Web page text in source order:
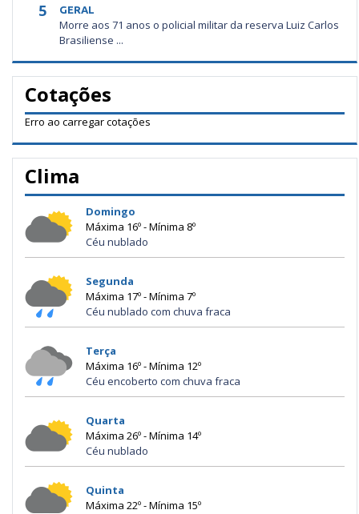
5 GERAL
Morre aos 71 anos o policial militar da reserva Luiz Carlos
Brasiliense ...
Cotações
Erro ao carregar cotações
Clima
Domingo
Máxima 16º - Mínima 8º
Céu nublado
Segunda
Máxima 17º - Mínima 7º
Céu nublado com chuva fraca
Terça
Máxima 16º - Mínima 12º
Céu encoberto com chuva fraca
Quarta
Máxima 26º - Mínima 14º
Céu nublado
Quinta
Máxima 22º - Mínima 15º